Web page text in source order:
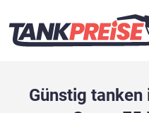
Günstig tanken